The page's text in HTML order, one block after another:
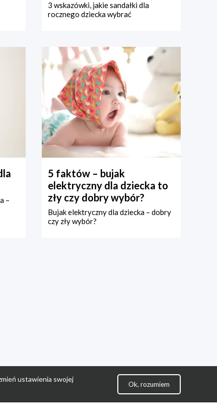
3 wskazówki, jakie sandałki dla
rocznego dziecka wybrać
–
5 faktów – bujak
elektryczny dla dziecka to
zły czy dobry wybór?
Bujak elektryczny dla dziecka – dobry
czy zły wybór?
ustawienia swojej
Ok, rozumiem